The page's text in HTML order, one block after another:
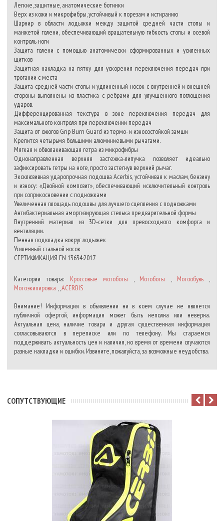
Легкие, защитные, анатомические ботинки
Верх из кожи и микрофибры, устойчивый к порезам и истиранию
Шарнир в области лодыжки между защитой средней части стопы и
манжетой голени, обеспечивающий вращательную гибкость стопы и осевой
контроль ноги
Защита голени с помощью анатомически сформированных и усиленных
щитков
Защитная накладка на пятку для ускорения переключения передач при
трогании с места
Защита средней части стопы и удлиненный носок с внутренней и внешней
стороны выполнены из пластика с ребрами для улучшенного поглощения
ударов.
Дифференцированная текстура в зоне переключения передач для
максимального контроля при переключении передач
Защита от ожогов Grip Burn Guard из термо- и износостойкой замши
Крепится четырьмя большими алюминиевыми рычагами.
Мягкая и обволакивающая гетра из микрофибры
Однонаправленная верхняя застежка-липучка позволяет идеально
зафиксировать гетры на ноге, просто застегнув верхний рычаг.
Эксклюзивная ударопрочная подошва Acerbis, устойчивая к маслам, бензину
и износу: «Двойной композит», обеспечивающий исключительный контроль
при соприкосновении с подножками
Увеличенная площадь подошвы для лучшего сцепления с подножками
Антибактериальная амортизирующая стелька предварительной формы
Внутренний материал из 3D-сетки для превосходного комфорта и
вентиляции.
Пенная подкладка вокруг лодыжек
Усиленный стальной носок
СЕРТИФИКАЦИЯ EN 13634:2017
Категории товара: Кроссовые мотоботы , Мотоботы , Мотообувь,
Мотоэкипировка , ,ACERBIS
Внимание! Информация в объявлении ни в коем случае не является
публичной офертой, информация может быть неполна или неверна.
Актуальная цена, наличие товара и другая существенная информация
согласовываются в переписке или по телефону. Мы стараемся
поддерживать актуальность цен и наличия, но время от времени случаются
разные накладки и ошибки. Извините, пожалуйста, за возможные неудобства.
CОПУТСТВУЮЩИЕ